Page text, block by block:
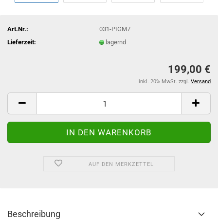
Art.Nr.:
031-PIGM7
Lieferzeit:
lagernd
199,00 €
inkl. 20% MwSt. zzgl. Versand
AUF DEN MERKZETTEL
Beschreibung